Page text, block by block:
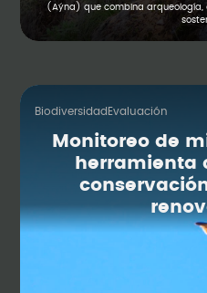
(Aýna) que combina arqueología,
Biodiversidad Evaluación
Monitoreo de
herramienta